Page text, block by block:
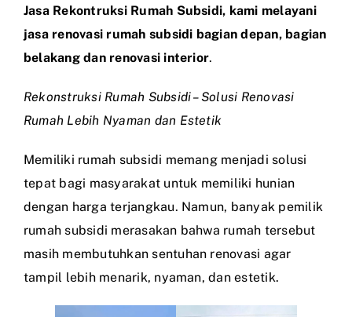
Jasa Rekontruksi Rumah Subsidi, kami melayani
jasa renovasi rumah subsidi bagian depan, bagian
belakang dan renovasi interior.
Rekonstruksi Rumah Subsidi – Solusi Renovasi
Rumah Lebih Nyaman dan Estetik
Memiliki rumah subsidi memang menjadi solusi
tepat bagi masyarakat untuk memiliki hunian
dengan harga terjangkau. Namun, banyak pemilik
rumah subsidi merasakan bahwa rumah tersebut
masih membutuhkan sentuhan renovasi agar
tampil lebih menarik, nyaman, dan estetik.